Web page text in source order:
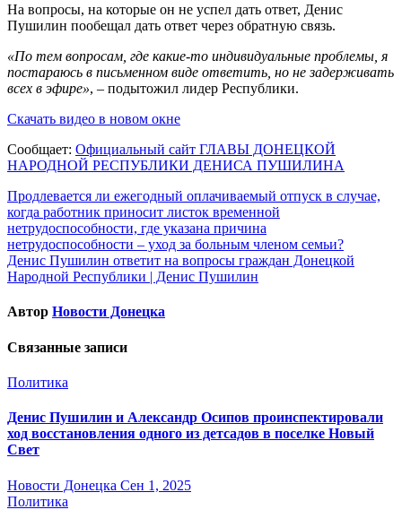
На вопросы, на которые он не успел дать ответ, Денис
Пушилин пообещал дать ответ через обратную связь.
«По тем вопросам, где какие-то индивидуальные проблемы, я
постараюсь в письменном виде ответить, но не задерживать
всех в эфире», – подытожил лидер Республики.
Скачать видео в новом окне
Сообщает: Официальный сайт ГЛАВЫ ДОНЕЦКОЙ
НАРОДНОЙ РЕСПУБЛИКИ ДЕНИСА ПУШИЛИНА
Навигация
по
записям
Продлевается ли ежегодный оплачиваемый отпуск в случае,
когда работник приносит листок временной
нетрудоспособности, где указана причина
нетрудоспособности – уход за больным членом семьи?
Денис Пушилин ответит на вопросы граждан Донецкой
Народной Республики | Денис Пушилин
Автор Новости Донецка
Связанные записи
Политика
Денис Пушилин и Александр Осипов проинспектировали
ход восстановления одного из детсадов в поселке Новый
Свет
Новости Донецка Сен 1, 2025
Политика